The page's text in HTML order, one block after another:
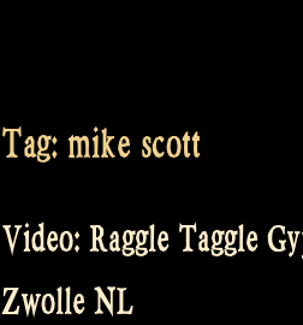
Tag: mike scott
Video: Raggle Taggle
Zwolle NL